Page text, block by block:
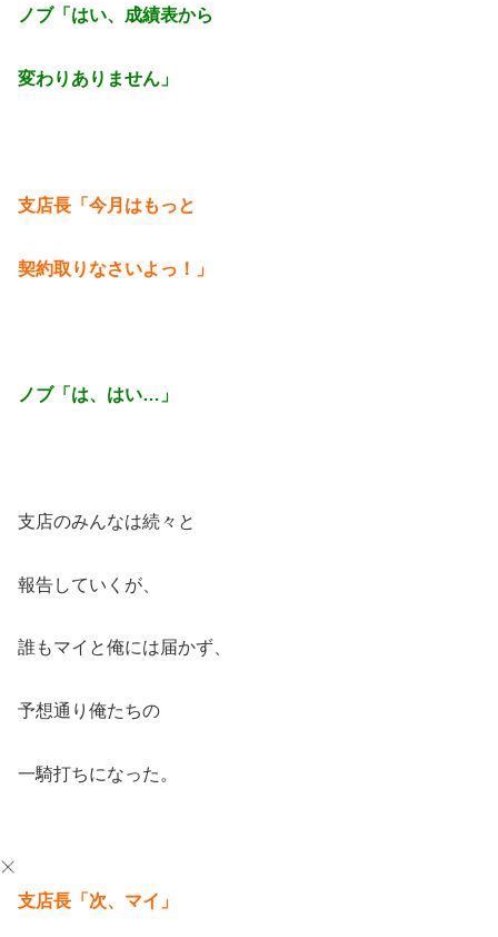
ノブ「はい、成績表から
変わりありません」
支店長「今月はもっと
契約取りなさいよっ！」
ノブ「は、はい…」
支店のみんなは続々と
報告していくが、
誰もマイと俺には届かず、
予想通り俺たちの
一騎打ちになった。
支店長「次、マイ」